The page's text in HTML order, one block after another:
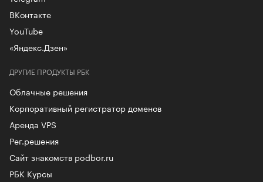
ДРУГИЕ ПРОДУКТЫ РБК
Облачные решения
Корпоративный регистратор доменов
Аренда VPS
Рег.решения
Сайт знакомств podbor.ru
РБК Курсы
ВКонтакте
YouTube
«Яндекс.Дзен»